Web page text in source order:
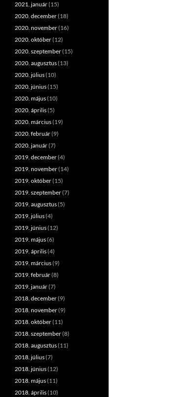
2021. január(15)
2020. december(18)
2020. november(16)
2020. október(12)
2020. szeptember(15)
2020. augusztus(13)
2020. július(10)
2020. június(15)
2020. május(10)
2020. április(5)
2020. március(19)
2020. február(9)
2020. január(7)
2019. december(4)
2019. november(14)
2019. október(15)
2019. szeptember(7)
2019. augusztus(5)
2019. július(4)
2019. június(12)
2019. május(6)
2019. április(4)
2019. március(9)
2019. február(8)
2019. január(7)
2018. december(9)
2018. november(9)
2018. október(11)
2018. szeptember(8)
2018. augusztus(11)
2018. július(7)
2018. június(12)
2018. május(11)
2018. április(10)